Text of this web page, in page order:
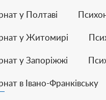
у Полтаві
у Житомирі
у Запоріжжі
в Івано-Франківську